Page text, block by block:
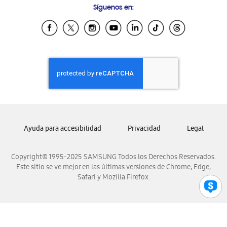
Samsung Ecuador
Samsung El Salvador
Samsung Honduras
Samsung Nicaragua
Samsung Panamá
Samsung Venezuela
Síguenos en:
Copyright© 1995-2025 SAMSUNG Todos los Derechos Reservados.
Este sitio se ve mejor en las últimas versiones de Chrome, Edge,
Safari y Mozilla Firefox.
Ayuda para accesibilidad Privacidad Legal